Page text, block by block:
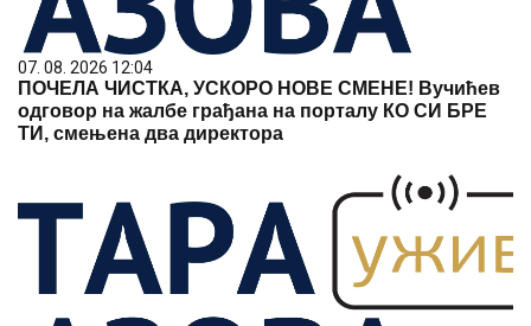
07. 08. 2026 12:04
ПОЧЕЛА ЧИСТКА, УСКОРО НОВЕ СМЕНЕ! Вучићев
одговор на жалбе грађана на порталу КО СИ БРЕ
ТИ, смењена два директора